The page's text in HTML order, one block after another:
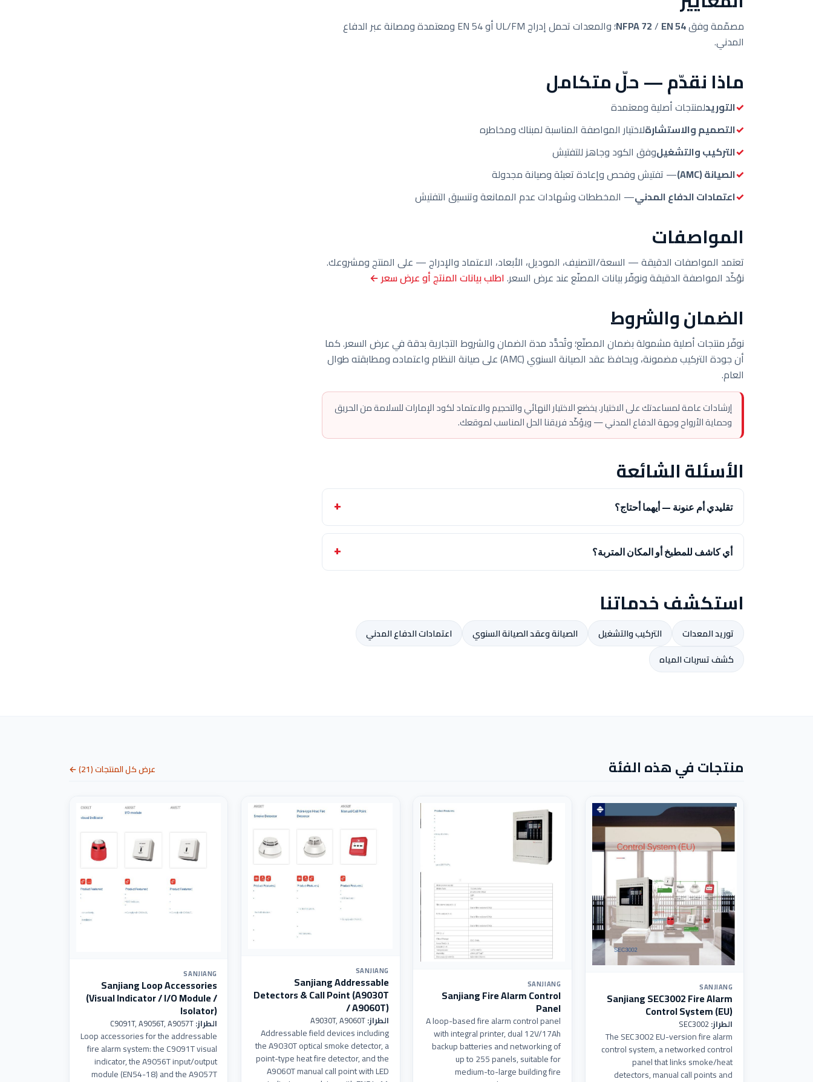
مصمّمة وفق NFPA 72/ EN 54
؛ والمعدات تحمل إدراج UL/FM أو EN 54 ومعتمدة ومصانة عبر الدفاع
المدني.
ماذا نقدّم — حلّ متكامل
التوريدلمنتجات أصلية ومعتمدة
التصميم والاستشارةلاختيار المواصفة المناسبة لمبناك ومخاطره
التركيب والتشغيلوفق الكود وجاهز للتفتيش
الصيانة (AMC)
— تفتيش وفحص وإعادة تعبئة وصيانة مجدولة
اعتمادات الدفاع المدني— المخططات وشهادات عدم الممانعة وتنسيق التفتيش
المواصفات
تعتمد المواصفات الدقيقة — السعة/التصنيف، الموديل، الأبعاد، الاعتماد والإدراج — على المنتج ومشروعك.
نؤكّد المواصفة الدقيقة ونوفّر بيانات المصنّع عند عرض السعر.اطلب بيانات المنتج أو عرض سعر ←
الضمان والشروط
نوفّر منتجات أصلية مشمولة بضمان المصنّع؛ وتُحدَّد مدة الضمان والشروط التجارية بدقة في عرض السعر. كما
أن جودة التركيب مضمونة، ويحافظ عقد الصيانة السنوي (AMC) على صيانة النظام واعتماده ومطابقته طوال
العام.
إرشادات عامة لمساعدتك على الاختيار. يخضع الاختيار النهائي والتحجيم والاعتماد لكود الإمارات للسلامة من الحريق
وحماية الأرواح وجهة الدفاع المدني — ويؤكّد فريقنا الحل المناسب لموقعك.
الأسئلة الشائعة
تقليدي أم عنونة — أيهما أحتاج؟
أي كاشف للمطبخ أو المكان المتربة؟
استكشف خدماتنا
توريد المعدات التركيب والتشغيل الصيانة وعقد الصيانة السنوي
اعتمادات الدفاع المدني
كشف تسربات المياه
منتجات في هذه الفئة عرض كل المنتجات (21) ←
SANJIANG
Sanjiang SEC3002 Fire Alarm
Control System (EU)
الطراز:
The SEC3002 EU-version fire alarm
control system, a networked control
panel that links smoke/heat
detectors, manual call points and
SANJIANG
Sanjiang Fire Alarm Control
Panel
A loop-based fire alarm control panel
with integral printer, dual 12V/17Ah
backup batteries and networking of
up to 255 panels, suitable for
medium-to-large building fire
SANJIANG
Sanjiang Addressable
Detectors & Call Point (A9030T
/ A9060T)
الطراز:
Addressable field devices including
the A9030T optical smoke detector, a
point-type heat fire detector, and the
A9060T manual call point with LED
SANJIANG
Sanjiang Loop Accessories
(Visual Indicator / I/O Module /
Isolator)
الطراز:C9091T, A9056T, A9057T
Loop accessories for the addressable
fire alarm system: the C9091T visual
indicator, the A9056T input/output
module (EN54-18) and the A9057T